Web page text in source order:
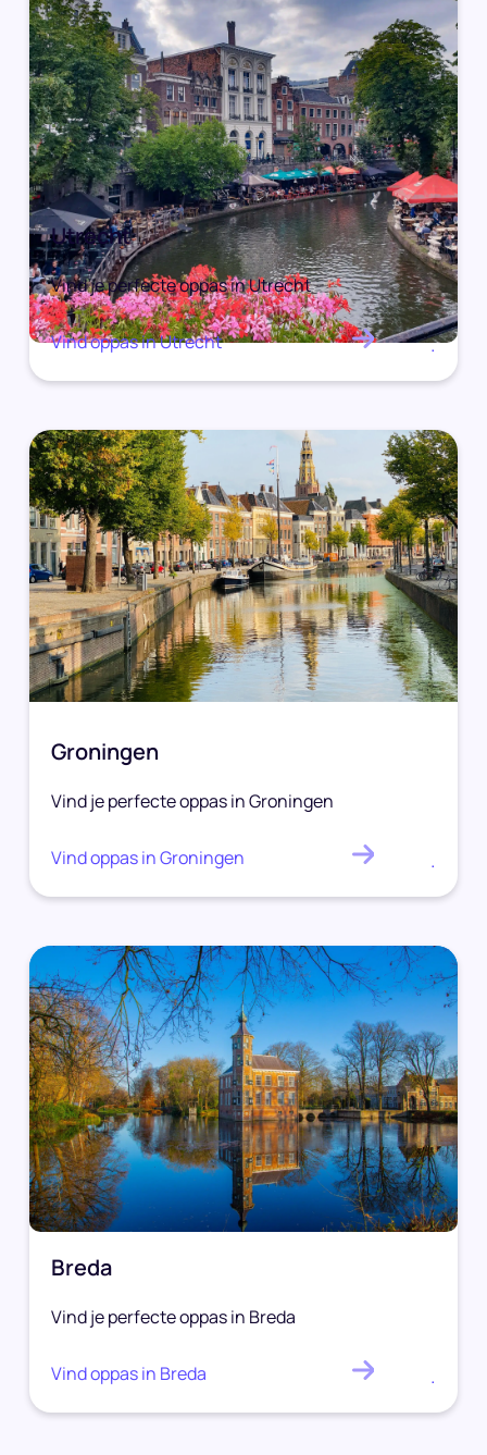
Utrecht
Vind je perfecte oppas in Utrecht
Vind oppas in Utrecht .
Groningen
Vind je perfecte oppas in Groningen
Vind oppas in Groningen .
Breda
Vind je perfecte oppas in Breda
Vind oppas in Breda .